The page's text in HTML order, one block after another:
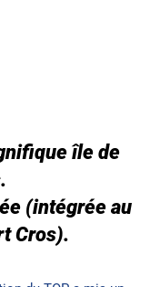
île de
(intégrée au
Cros).